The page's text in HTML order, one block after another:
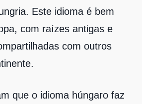
Este idioma é bem
com raízes antigas e
com outros
que o idioma húngaro faz